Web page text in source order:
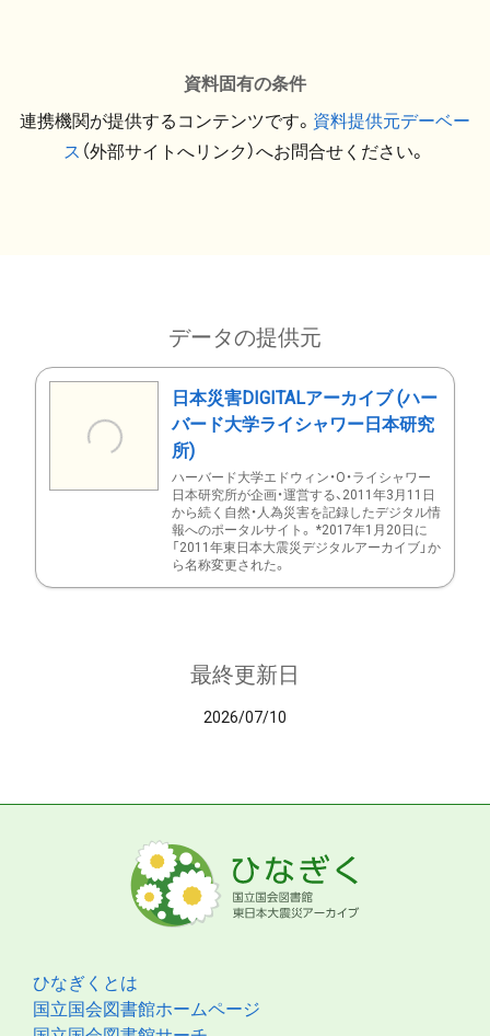
資料固有の条件
連携機関が提供するコンテンツです。 資料提供元デーベー
ス （外部サイトへリンク）へお問合せください。
データの提供元
日本災害DIGITALアーカイブ (ハー
バード大学ライシャワー日本研究
所)
ハーバード大学エドウィン・O・ライシャワー
日本研究所が企画・運営する、2011年3月11日
から続く自然・人為災害を記録したデジタル情
報へのポータルサイト。 *2017年1月20日に
「2011年東日本大震災デジタルアーカイブ」か
ら名称変更された。
最終更新日
2026/07/10
ひなぎくとは
国立国会図書館ホームページ